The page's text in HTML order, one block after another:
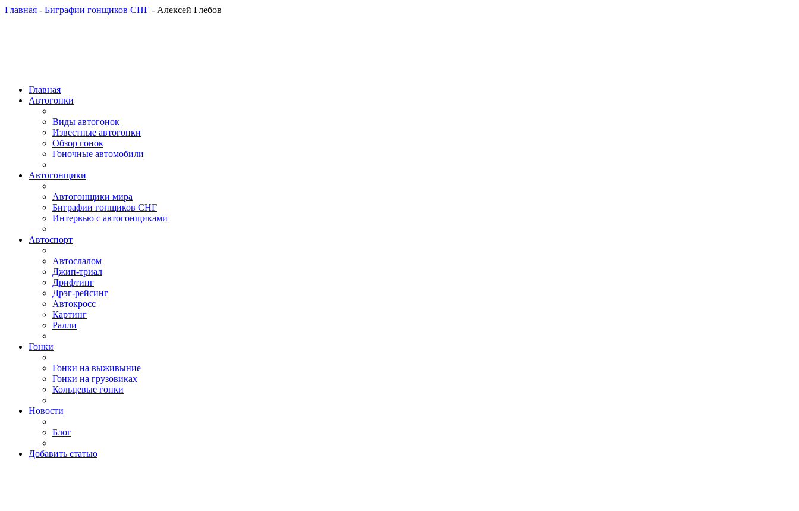
Главная - Биграфии гонщиков СНГ - Алексей Глебов
Главная
Автогонки
Виды автогонок
Известные автогонки
Обзор гонок
Гоночные автомобили
Автогонщики
Автогонщики мира
Биграфии гонщиков СНГ
Интервью с автогонщиками
Автоспорт
Автослалом
Джип-триал
Дрифтинг
Дрэг-рейсинг
Автокросс
Картинг
Ралли
Гонки
Гонки на выживыние
Гонки на грузовиках
Кольцевые гонки
Новости
Блог
Добавить статью